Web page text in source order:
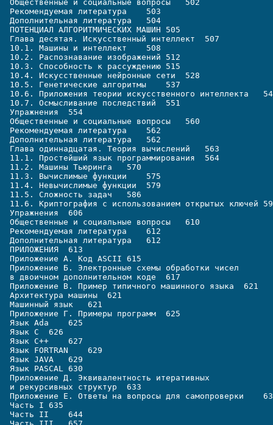
Общественные и социальные вопросы   502
Рекомендуемая литература    503
Дополнительная литература   504
ПОТЕНЦИАЛ АЛГОРИТМИЧЕСКИХ МАШИН 505
Глава десятая. Искусственный интеллект  507
10.1. Машины и интеллект    508
10.2. Распознавание изображений 512
10.3. Способность к рассуждению 515
10.4. Искусственные нейронные сети  528
10.5. Генетические алгоритмы    537
10.6. Приложения теории искусственного интеллекта
10.7. Осмысливание последствий  551
Упражнения  554
Общественные и социальные вопросы   560
Рекомендуемая литература    562
Дополнительная литература   562
Глава одиннадцатая. Теория вычислений   563
11.1. Простейший язык программирования  564
11.2. Машины Тьюринга   570
11.3. Вычислимые функции    575
11.4. Невычислимые функции  579
11.5. Сложность задач   586
11.6. Криптография с использованием открытых ключей
Упражнения  606
Общественные и социальные вопросы   610
Рекомендуемая литература    612
Дополнительная литература   612
ПРИЛОЖЕНИЯ  613
Приложение A. Код ASCII 615
Приложение Б. Электронные схемы обработки чисел
в двоичном дополнительном коде  617
Приложение В. Пример типичного машинного языка  621
Архитектура машины  621
Машинный язык   621
Приложение Г. Примеры программ  625
Язык Ada    625
Язык C  626
Язык C++    627
Язык FORTRAN    629
Язык JAVA   629
Язык PASCAL 630
Приложение Д. Эквивалентность итеративных
и рекурсивных структур  633
Приложение Е. Ответы на вопросы для самопроверки
Часть I 635
Часть II    644